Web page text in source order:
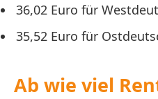
36,02 Euro für
35,52 Euro für
Ab wie viel